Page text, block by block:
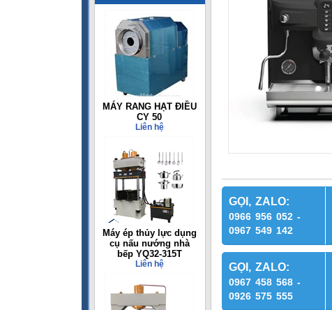
MÁY RANG HẠT ĐIỀU
CY 50
Liên hệ
Máy ép thủy lực dụng
cụ nấu nướng nhà
bếp YQ32-315T
Liên hệ
GỌI, ZALO:
0966 956 052 -
0967 549 142
GỌI, ZALO:
0967 458 568 -
0926 575 555